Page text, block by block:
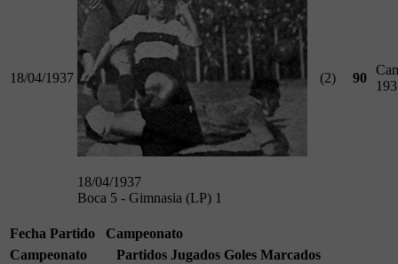
18/04/1937
18/04/1937
Boca 5 - Gimnasia (LP) 1
(2) 90
Fecha Partido
Campeonato
Campeonato
Partidos Jugados Goles Marcados